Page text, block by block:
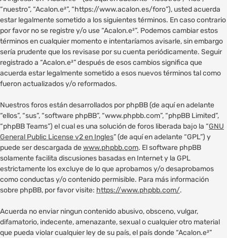
“nuestro”, “Acalon.e²”, “https://www.acalon.es/foro”), usted acuerda
estar legalmente sometido a los siguientes términos. En caso contrario
por favor no se registre y/o use “Acalon.e²”. Podemos cambiar estos
términos en cualquier momento e intentaríamos avisarle, sin embargo
sería prudente que los revisase por su cuenta periódicamente. Seguir
registrado a “Acalon.e²” después de esos cambios significa que
acuerda estar legalmente sometido a esos nuevos términos tal como
fueron actualizados y/o reformados.
Nuestros foros están desarrollados por phpBB (de aquí en adelante
“ellos”, “sus”, “software phpBB”, “www.phpbb.com”, “phpBB Limited”,
“phpBB Teams”) el cual es una solución de foros liberada bajo la “GNU
General Public License v2 en Ingles” (de aquí en adelante “GPL”) y
puede ser descargada dewww.phpbb.com. El software phpBB
solamente facilita discusiones basadas en Internet y la GPL
estrictamente los excluye de lo que aprobamos y/o desaprobamos
como conductas y/o contenido permisible. Para más información
sobre phpBB, por favor visite: https://www.phpbb.com/.
Acuerda no enviar ningun contenido abusivo, obsceno, vulgar,
difamatorio, indecente, amenazante, sexual o cualquier otro material
que pueda violar cualquier ley de su país, el país donde “Acalon.e²”